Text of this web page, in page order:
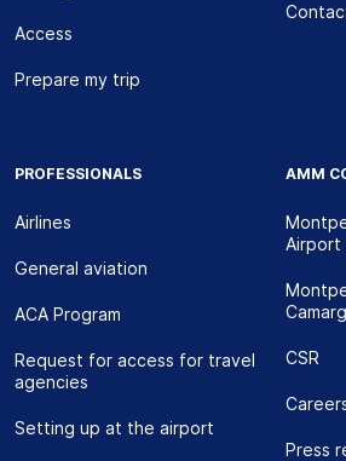
Access
Prepare my trip
PROFESSIONALS
Airlines
General aviation
ACA Program
Request for access for travel
agencies
Setting up at the airport
AMM
Airport
CSR
Press